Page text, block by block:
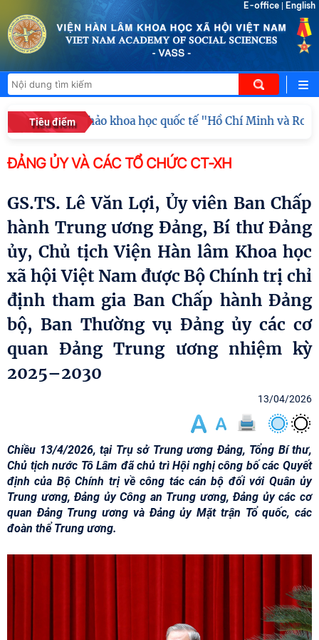
E-office English
Tiêu điểm
Khai mạc hội thảo khoa học quốc tế "Hồ Chí Minh và
ĐẢNG ỦY VÀ CÁC TỔ CHỨC CT-XH
GS.TS. Lê Văn Lợi, Ủy viên Ban Chấp
hành Trung ương Đảng, Bí thư Đảng
ủy, Chủ tịch Viện Hàn lâm Khoa học
xã hội Việt Nam được Bộ Chính trị chỉ
định tham gia Ban Chấp hành Đảng
bộ, Ban Thường vụ Đảng ủy các cơ
quan Đảng Trung ương nhiệm kỳ
2025–2030
13/04/2026
Chiều 13/4/2026, tại Trụ sở Trung ương Đảng, Tổng Bí thư,
Chủ tịch nước Tô Lâm đã chủ trì Hội nghị công bố các Quyết
định của Bộ Chính trị về công tác cán bộ đối với Quân ủy
Trung ương, Đảng ủy Công an Trung ương, Đảng ủy các cơ
quan Đảng Trung ương và Đảng ủy Mặt trận Tổ quốc, các
đoàn thể Trung ương.